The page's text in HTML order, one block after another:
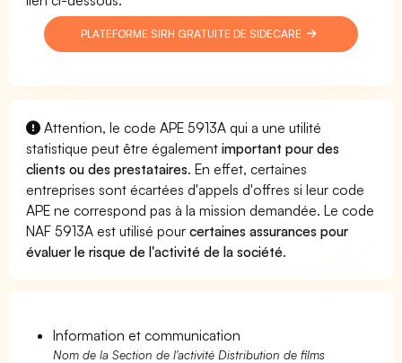
PLATEFORME SIRH GRATUITE DE SIDECARE
Attention, le code APE 5913A qui a une utilité
statistique peut être égalementimportant pour des
clients ou des prestataires. En effet, certaines
entreprises sont écartées d'appels d'offres si leur code
APE ne correspond pas à la mission demandée. Le code
NAF 5913A est utilisé pourcertaines assurances pour
évaluer le risque de l'activité de la société.
Information et communication
Nom de la Section de l'activité Distribution de films